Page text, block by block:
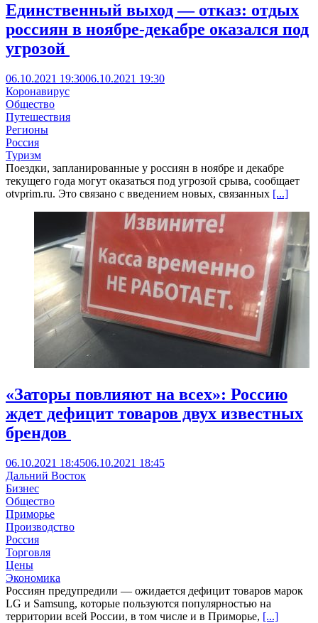
Единственный выход — отказ: отдых
россиян в ноябре-декабре оказался под
угрозой
06.10.2021 19:3006.10.2021 19:30
Коронавирус
Общество
Путешествия
Регионы
Россия
Туризм
Поездки, запланированные у россиян в ноябре и декабре
текущего года могут оказаться под угрозой срыва, сообщает
otvprim.ru. Это связано с введением новых, связанных [...]
«Заторы повлияют на всех»: Россию
ждет дефицит товаров двух известных
брендов
06.10.2021 18:4506.10.2021 18:45
Дальний Восток
Бизнес
Общество
Приморье
Производство
Россия
Торговля
Цены
Экономика
Россиян предупредили — ожидается дефицит товаров марок
LG и Samsung, которые пользуются популярностью на
территории всей России, в том числе и в Приморье, [...]